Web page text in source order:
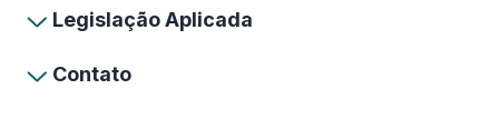
Legislação Aplicada
Contato